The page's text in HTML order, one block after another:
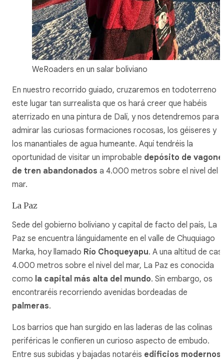
WeRoaders en un salar boliviano
En nuestro recorrido guiado, cruzaremos en todoterreno
este lugar tan surrealista que os hará creer que habéis
aterrizado en una pintura de Dalí, y nos detendremos para
admirar las curiosas formaciones rocosas, los géiseres y
los manantiales de agua humeante. Aquí tendréis la
oportunidad de visitar un improbable depósito de
de tren abandonados a 4.000 metros sobre el nivel del
mar.
La Paz
Sede del gobierno boliviano y capital de facto del país, La
Paz se encuentra lánguidamente en el valle de Chuquiago
Marka, hoy llamado Río Choqueyapu. A una altitud de casi
4.000 metros sobre el nivel del mar, La Paz es conocida
como la capital más alta del mundo. Sin embargo, os
encontraréis recorriendo avenidas bordeadas de
palmeras.
Los barrios que han surgido en las laderas de las colinas
periféricas le confieren un curioso aspecto de embudo.
Entre sus subidas y bajadas notaréis edificios modernos